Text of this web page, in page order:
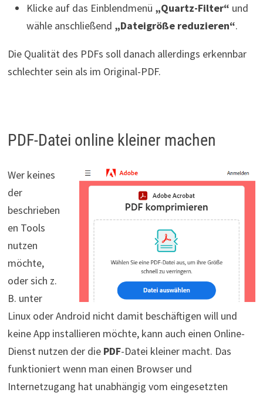
Klicke auf das Einblendmenü „Quartz-Filter“ und
wähle anschließend „Dateigröße reduzieren“.
Die Qualität des PDFs soll danach allerdings erkennbar
schlechter sein als im Original-PDF.
PDF-Datei online kleiner machen
Wer keines
der
beschrieben
en Tools
nutzen
möchte,
oder sich z.
B. unter
Linux oder Android nicht damit beschäftigen will und
keine App installieren möchte, kann auch einen Online-
Dienst nutzen der die PDF-Datei kleiner macht. Das
funktioniert wenn man einen Browser und
Internetzugang hat unabhängig vom eingesetzten